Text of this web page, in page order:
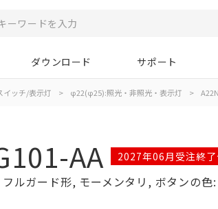
ダウンロード サポート
イッチ/表示灯 > φ22(φ25):照光・非照光・表示灯 >
AA 2027年06月受注終了
ルガード形, モーメンタリ, ボタンの